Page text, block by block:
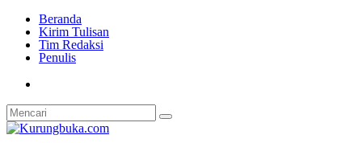
Beranda
Kirim Tulisan
Tim Redaksi
Penulis